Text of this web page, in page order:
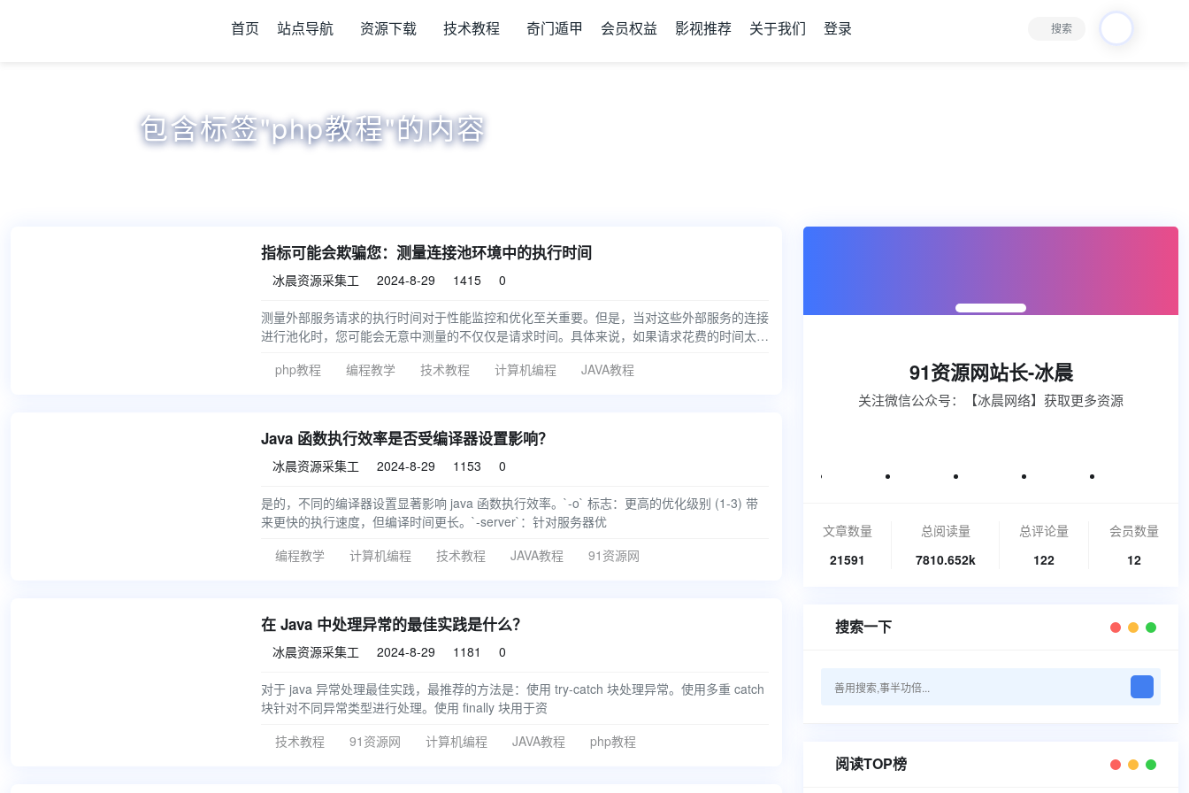
首页 站点导航 资源下载 技术教程 奇门遁甲 会员权益 影视推荐 关于我们 登录 搜索
包含标签"php教程"的内容
指标可能会欺骗您：测量连接池环境中的执行时间
冰晨资源采集工 2024-8-29 1415 0
测量外部服务请求的执行时间对于性能监控和优化至关重要。但是，当对这些外部服务的连接
进行池化时，您可能会无意中测量的不仅仅是请求时间。具体来说，如果请求花费的时间太长
php教程
编程教学 技术教程 计算机编程 JAVA教程
Java 函数执行效率是否受编译器设置影响？
冰晨资源采集工 2024-8-29 1153 0
是的，不同的编译器设置显著影响 java 函数执行效率。`-o` 标志：更高的优化级别 (1-3) 带
来更快的执行速度，但编译时间更长。`-server`：针对服务器优
编程教学
计算机编程 技术教程 JAVA教程 91资源网
在 Java 中处理异常的最佳实践是什么？
冰晨资源采集工 2024-8-29 1181 0
对于 java 异常处理最佳实践，最推荐的方法是：使用 try-catch 块处理异常。使用多重 catch
块针对不同异常类型进行处理。使用 finally 块用于资
技术教程
91资源网 计算机编程 JAVA教程 php教程
91资源网站长-冰晨
关注微信公众号：【冰晨网络】获取更多资源
文章数量
21591
总阅读量
7810.652k
总评论量
122
会员数量
12
搜索一下
阅读TOP榜